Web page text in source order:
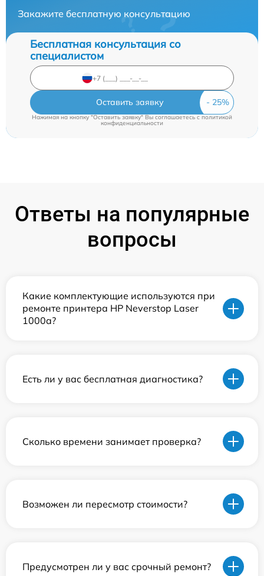
Закажите бесплатную консультацию
Бесплатная консультация со
специалистом
Оставить заявку
Нажимая на кнопку "Оставить заявку" Вы соглашаетесь cполитикой
конфиденциальности
Ответы на популярные
вопросы
Какие комплектующие используются при
ремонте принтера HP Neverstop Laser
1000a?
Есть ли у вас бесплатная диагностика?
Сколько времени занимает проверка?
Возможен ли пересмотр стоимости?
Предусмотрен ли у вас срочный ремонт?